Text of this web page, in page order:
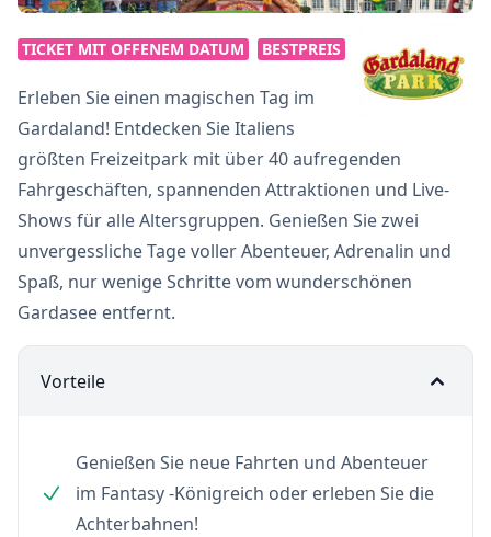
TICKET MIT OFFENEM DATUM BESTPREIS
Erleben Sie einen magischen Tag im
Gardaland! Entdecken Sie Italiens
größten Freizeitpark mit über 40 aufregenden
Fahrgeschäften, spannenden Attraktionen und Live-
Shows für alle Altersgruppen. Genießen Sie zwei
unvergessliche Tage voller Abenteuer, Adrenalin und
Spaß, nur wenige Schritte vom wunderschönen
Gardasee entfernt.
Vorteile
Genießen Sie neue Fahrten und Abenteuer
im Fantasy -Königreich oder erleben Sie die
Achterbahnen!